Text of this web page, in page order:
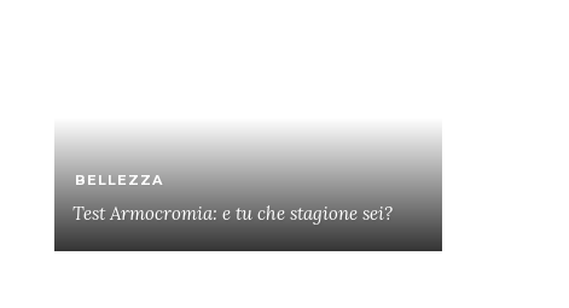
BELLEZZA
Test Armocromia: e tu che stagione sei?